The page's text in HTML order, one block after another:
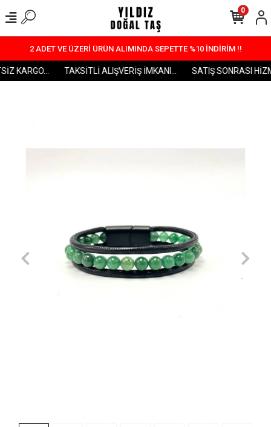
2 ADET VE ÜZERİ ÜRÜN ALIMINDA SEPETTE %10 İNDİRİM !!
KARGO... TAKSİTLİ ALIŞVERİŞ İMKANI... SATIŞ SONRASI
0